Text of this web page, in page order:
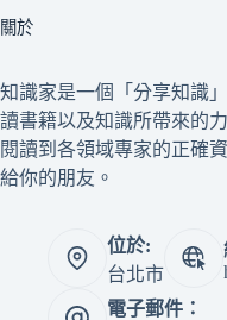
關於
知識家是一個「分享知識
讀書籍以及知識所帶來的
閱讀到各領域專家的正確
給你的朋友。
位於:
台北市
電子郵件：